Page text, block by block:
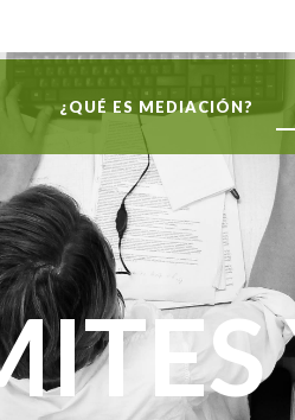
¿QUÉ ES MEDIACIÓN?